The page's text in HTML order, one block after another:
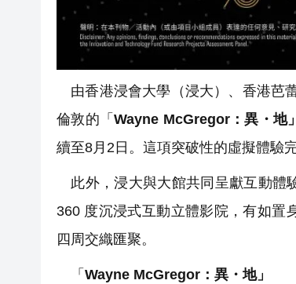
由香港浸會大學（浸大）、香港芭
倫敦的「Wayne McGregor：異・地」
續至8月2日。這項突破性的虛擬體驗
此外，浸大與大館共同呈獻互動體
360 度沉浸式互動立體影院，有如置
四周交織匯聚。
「 Wayne McGregor：異・地」